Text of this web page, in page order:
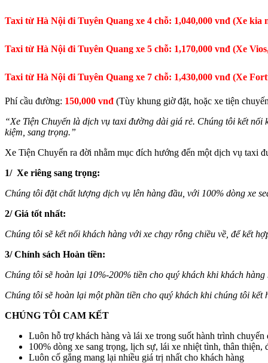
Taxi từ Hà Nội đi Tuyên Quang xe 4 chỗ: 1,040,000 vnđ (Xe kia
Taxi từ Hà Nội đi Tuyên Quang xe 5 chỗ: 1,170,000 vnđ (Xe
Taxi từ Hà Nội đi Tuyên Quang xe 7 chỗ: 1,430,000 vnđ (Xe
Phí cầu đường: 150,000 vnđ (Tùy khung giờ đặt, hoặc xe tiện
“Xe Tiện Chuyến là dịch vụ taxi đường dài giá rẻ. Chúng tôi kết
kiệm, sang trọng.”
Xe Tiện Chuyến ra đời nhằm mục đích hướng đến một dịch vụ taxi
1/ Xe riêng sang trọng:
Chúng tôi đặt chất lượng dịch vụ lên hàng đầu, với 100% dòng xe
2/ Giá tốt nhất:
Chúng tôi sẽ kết nối khách hàng với xe chạy rỗng chiều về, để kết
3/ Chính sách Hoàn tiền:
Chúng tôi sẽ hoàn lại 10%-200% tiền cho quý khách khi khách
Chúng tôi sẽ hoàn lại một phần tiền cho quý khách khi chúng tôi kết
CHÚNG TÔI CAM KẾT
Luôn hỗ trợ khách hàng và lái xe trong suốt hành trình chuyến
100% dòng xe sang trọng, lịch sự, lái xe nhiệt tình, thân thiện,
Luôn cố gắng mang lại nhiều giá trị nhất cho khách hàng